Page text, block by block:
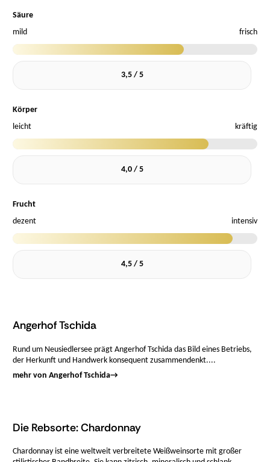
Säure
mild
frisch
3,5 / 5
Körper
leicht
kräftig
4,0 / 5
Frucht
dezent
intensiv
4,5 / 5
Angerhof Tschida
Rund um Neusiedlersee prägt Angerhof Tschida das Bild eines Betriebs,
der Herkunft und Handwerk konsequent zusammendenkt....
mehr von Angerhof Tschida→
Die Rebsorte: Chardonnay
Chardonnay ist eine weltweit verbreitete Weißweinsorte mit großer